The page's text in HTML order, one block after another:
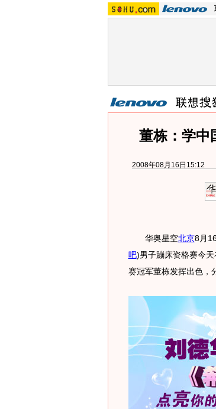
董栋：学中
2008年08月16日15:12
华奥星空北京8月
吧)男子蹦床资格赛今
赛冠军董栋发挥出色，